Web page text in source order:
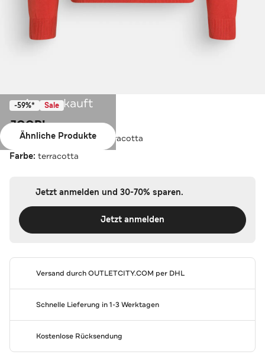
Ausverkauft
Ähnliche Produkte
-59%* Sale
JOOP!
Strickpullover 'Pablos' terracotta
Farbe: terracotta
Jetzt anmelden und 30-70% sparen.
Jetzt anmelden
Versand durchOUTLETCITY.COM per DHL
Schnelle Lieferung in 1-3 Werktagen
Kostenlose Rücksendung